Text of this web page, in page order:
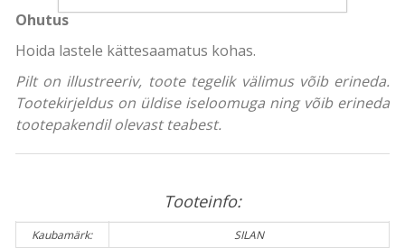
Ohutus
Hoida lastele kättesaamatus kohas.
Pilt on illustreeriv, toote tegelik välimus võib erineda.
Tootekirjeldus on üldise iseloomuga ning võib erineda
tootepakendil olevast teabest.
Tooteinfo:
Kaubamärk:
SILAN